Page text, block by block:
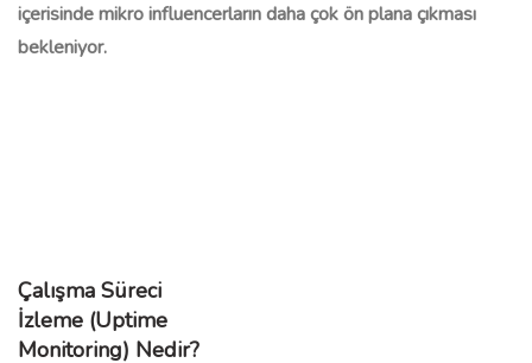
içerisinde mikro influencerların daha çok ön plana çıkması
bekleniyor.
Çalışma Süreci
İzleme (Uptime
Monitoring) Nedir?